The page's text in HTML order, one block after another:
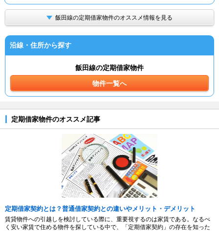
飯田線の定期借家物件のオススメ情報を見る
沿線・住所から探す
飯田線の定期借家物件
物件一覧へ
定期借家物件のオススメ記事
定期借家契約とは？普通借家契約との違いやメリット・デメリット
賃貸物件への引越しを検討している際に、重要視するのは家賃である。なるべ
く安い家賃で住める物件を探している中で、「定期借家契約」の存在を知った